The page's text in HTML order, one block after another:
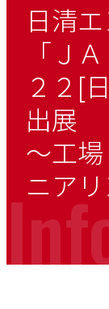
日清
「Ｊ
２２[
出展
～工
ニア